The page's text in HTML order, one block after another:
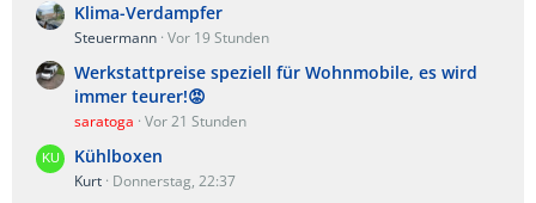
Klima-Verdampfer
Steuermann Vor 19 Stunden
Werkstattpreise speziell für Wohnmobile, es wird
immer teurer!😡
saratoga Vor 21 Stunden
Kühlboxen
Kurt Donnerstag, 22:37